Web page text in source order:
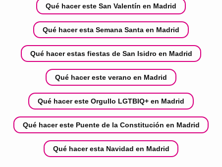
Qué hacer este San Valentín en Madrid
Qué hacer esta Semana Santa en Madrid
Qué hacer estas fiestas de San Isidro en Madrid
Qué hacer este verano en Madrid
Qué hacer este Orgullo LGTBIQ+ en Madrid
Qué hacer este Puente de la Constitución en Madrid
Qué hacer esta Navidad en Madrid